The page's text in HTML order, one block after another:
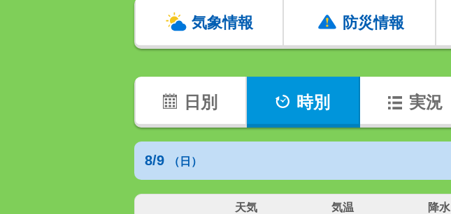
気象情報 防災情報
日別 時別 実況
8/9 （日）
天気 気温 降水